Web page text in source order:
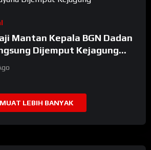
Mantan Kepala BGN Dadan
Dijemput Kejagung
Prabowo
MUAT LEBIH BANYAK